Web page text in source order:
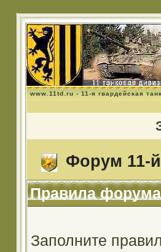
www.11td.ru - 11-я гвардейская
Форум 11-
Правила форума
Заполните